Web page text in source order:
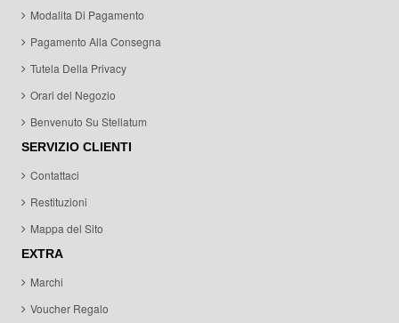
Modalita Di Pagamento
Pagamento Alla Consegna
Tutela Della Privacy
Orari del Negozio
Benvenuto Su Stellatum
SERVIZIO CLIENTI
Contattaci
Restituzioni
Mappa del Sito
EXTRA
Marchi
Voucher Regalo